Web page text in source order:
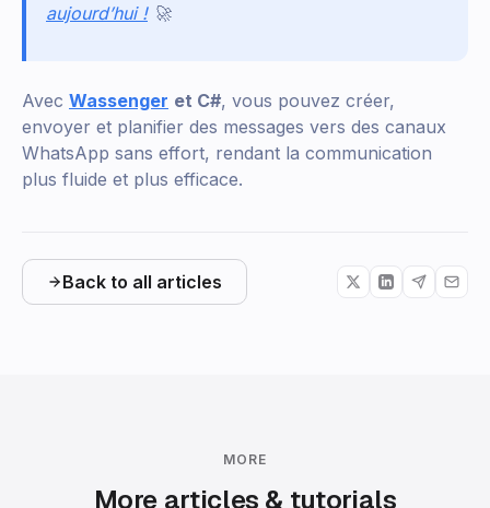
aujourd’hui ! 🚀
Avec Wassenger et C#, vous pouvez créer,
envoyer et planifier des messages vers des canaux
WhatsApp sans effort, rendant la communication
plus fluide et plus efficace.
Back to all articles
MORE
More articles & tutorials